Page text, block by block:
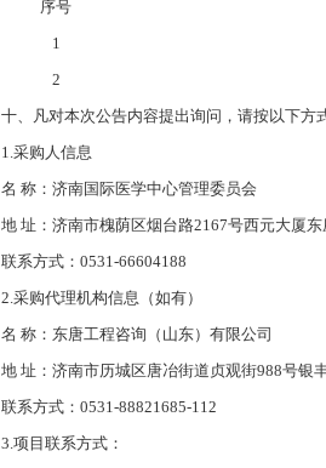
序号
1
2
十、凡对本次公告内容提出询问，请按以下方
1.采购人信息
名 称：济南国际医学中心管理委员会
地 址：济南市槐荫区烟台路2167号西元大厦东
联系方式：0531-66604188
2.采购代理机构信息（如有）
名 称：东唐工程咨询（山东）有限公司
地 址：济南市历城区唐冶街道贞观街988号银
联系方式：0531-88821685-112
3.项目联系方式：